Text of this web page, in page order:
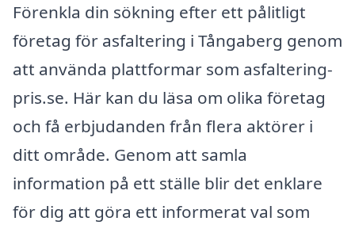
Förenkla din sökning efter ett pålitligt
företag för asfaltering i Tångaberg genom
att använda plattformar som asfaltering-
pris.se. Här kan du läsa om olika företag
och få erbjudanden från flera aktörer i
ditt område. Genom att samla
information på ett ställe blir det enklare
för dig att göra ett informerat val som